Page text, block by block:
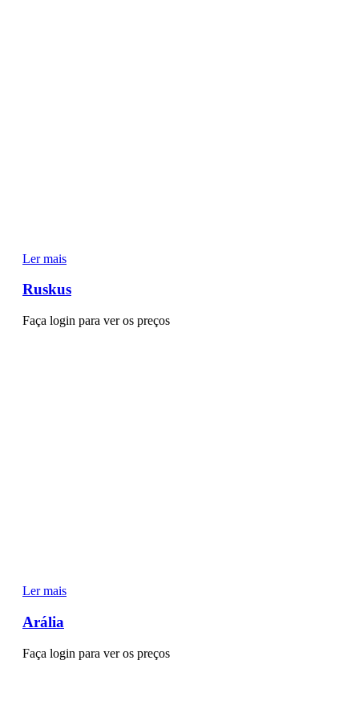
Ler mais
Ruskus
Faça login para ver os preços
Ler mais
Arália
Faça login para ver os preços